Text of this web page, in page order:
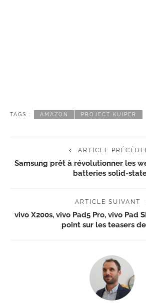
TAGS : AMAZON PROJECT KUIPER
ARTICLE
Samsung prêt à révolutionner les
batteries solid-
ARTICLE SUIVANT
vivo X200s, vivo Pad5 Pro, vivo Pad
point sur les teasers